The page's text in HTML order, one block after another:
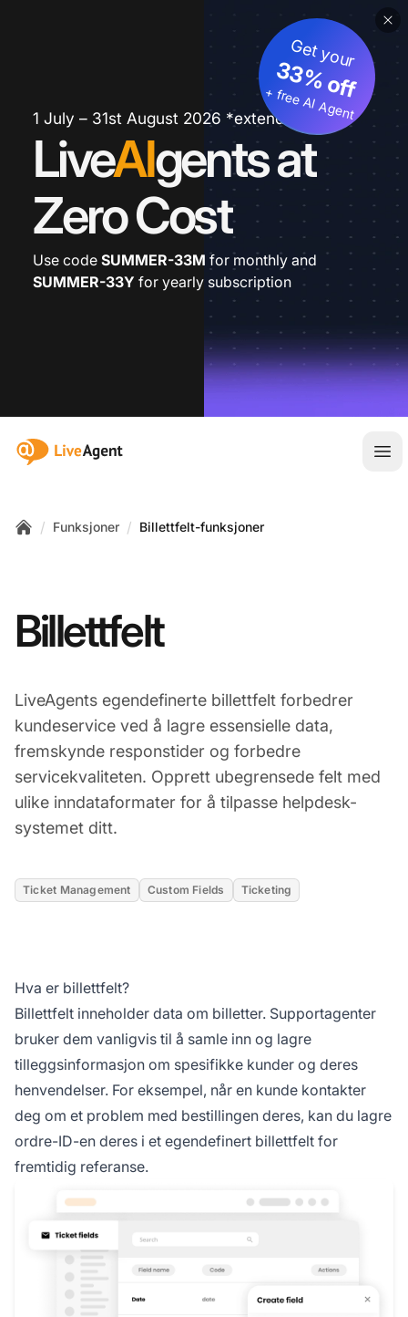
1 July – 31st August 2026 *extended
LiveAIgents at
Zero Cost
Get your
33% off
+ free AI Agent
Use code SUMMER-33M for monthly and
SUMMER-33Y for yearly subscription
:site.title
/ Funksjoner / Billettfelt-funksjoner
Billettfelt
LiveAgents egendefinerte billettfelt forbedrer
kundeservice ved å lagre essensielle data,
fremskynde responstider og forbedre
servicekvaliteten. Opprett ubegrensede felt med
ulike inndataformater for å tilpasse helpdesk-
systemet ditt.
Ticket Management Custom Fields Ticketing
Hva er billettfelt?
Billettfelt inneholder data om billetter. Supportagenter
bruker dem vanligvis til å samle inn og lagre
tilleggsinformasjon om spesifikke kunder og deres
henvendelser. For eksempel, når en kunde kontakter
deg om et problem med bestillingen deres, kan du lagre
ordre-ID-en deres i et egendefinert billettfelt for
fremtidig referanse.